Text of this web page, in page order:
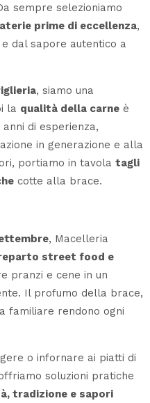
sempre selezioniamo
prime di eccellenza,
dal sapore autentico a
, siamo una
la qualità della carne è
di esperienza,
in generazione e alla
portiamo in tavola tagli
cotte alla brace.
, Macelleria
street food e
pranzi e cene in un
Il profumo della brace,
familiare rendono ogni
o infornare ai piatti di
soluzioni pratiche
tradizione e sapori